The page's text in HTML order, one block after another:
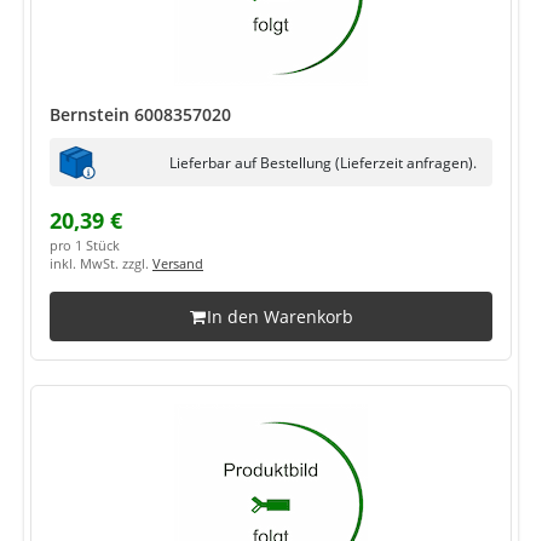
Bernstein 6008357020
Lieferbar auf Bestellung (Lieferzeit anfragen).
20,39 €
pro 1 Stück
inkl. MwSt. zzgl. Versand
In den Warenkorb